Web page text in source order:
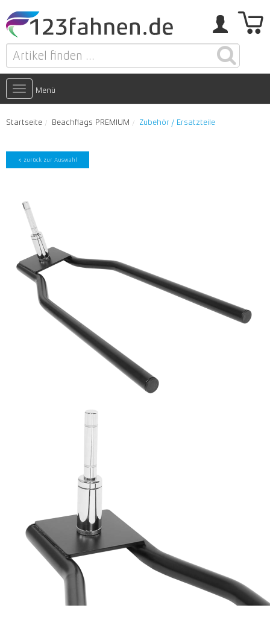
Toggle
navigation
Menü
Startseite Beachflags PREMIUM Zubehör / Ersatzteile
< zurück zur Auswahl